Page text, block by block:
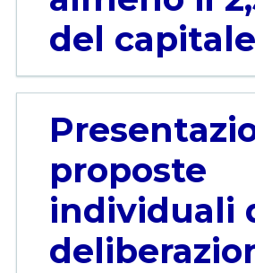
del capitale
proposte
individuali